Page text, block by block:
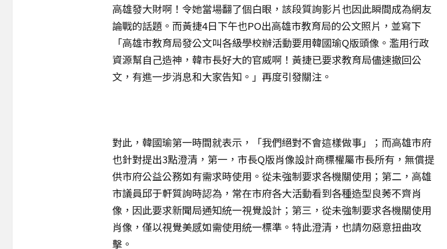
高雄發大財啊！令她當場翻了個白眼，該段質詢影片也因此瞬間成為網友
論戰的話題。而黃捷4日下午也PO出高雄市教育局的公文照片，並寫下
「高雄市教育局發公文叫各級學校辦活動要用韓國瑜Q版頭像。濫用行政
資源幫自己造神，韓市長好大的官威啊！黃捷已要求教育局儘速撤回公
文，有進一步消息和大家告知。」再度引發關注。
對此，韓國瑜第一時間就表示，「我們絕對不會這樣做事」；而高雄市府
也針對提出3點澄清，第一，市長Q版肖像設計商標權屬市長所有，無償提
供市府公益公務如有需求時使用。從未強制要求各機關使用；第二，高雄
市議員邱于軒質詢時認為，常在市府各大活動看到各種造型良莠不齊肖
像，因此要求新聞局通知統一視覺設計；第三，從未強制要求各機關使用
肖像，僅以視覺美感如需使用統一標準。特此澄清，也請勿惡意扭曲攻
擊。